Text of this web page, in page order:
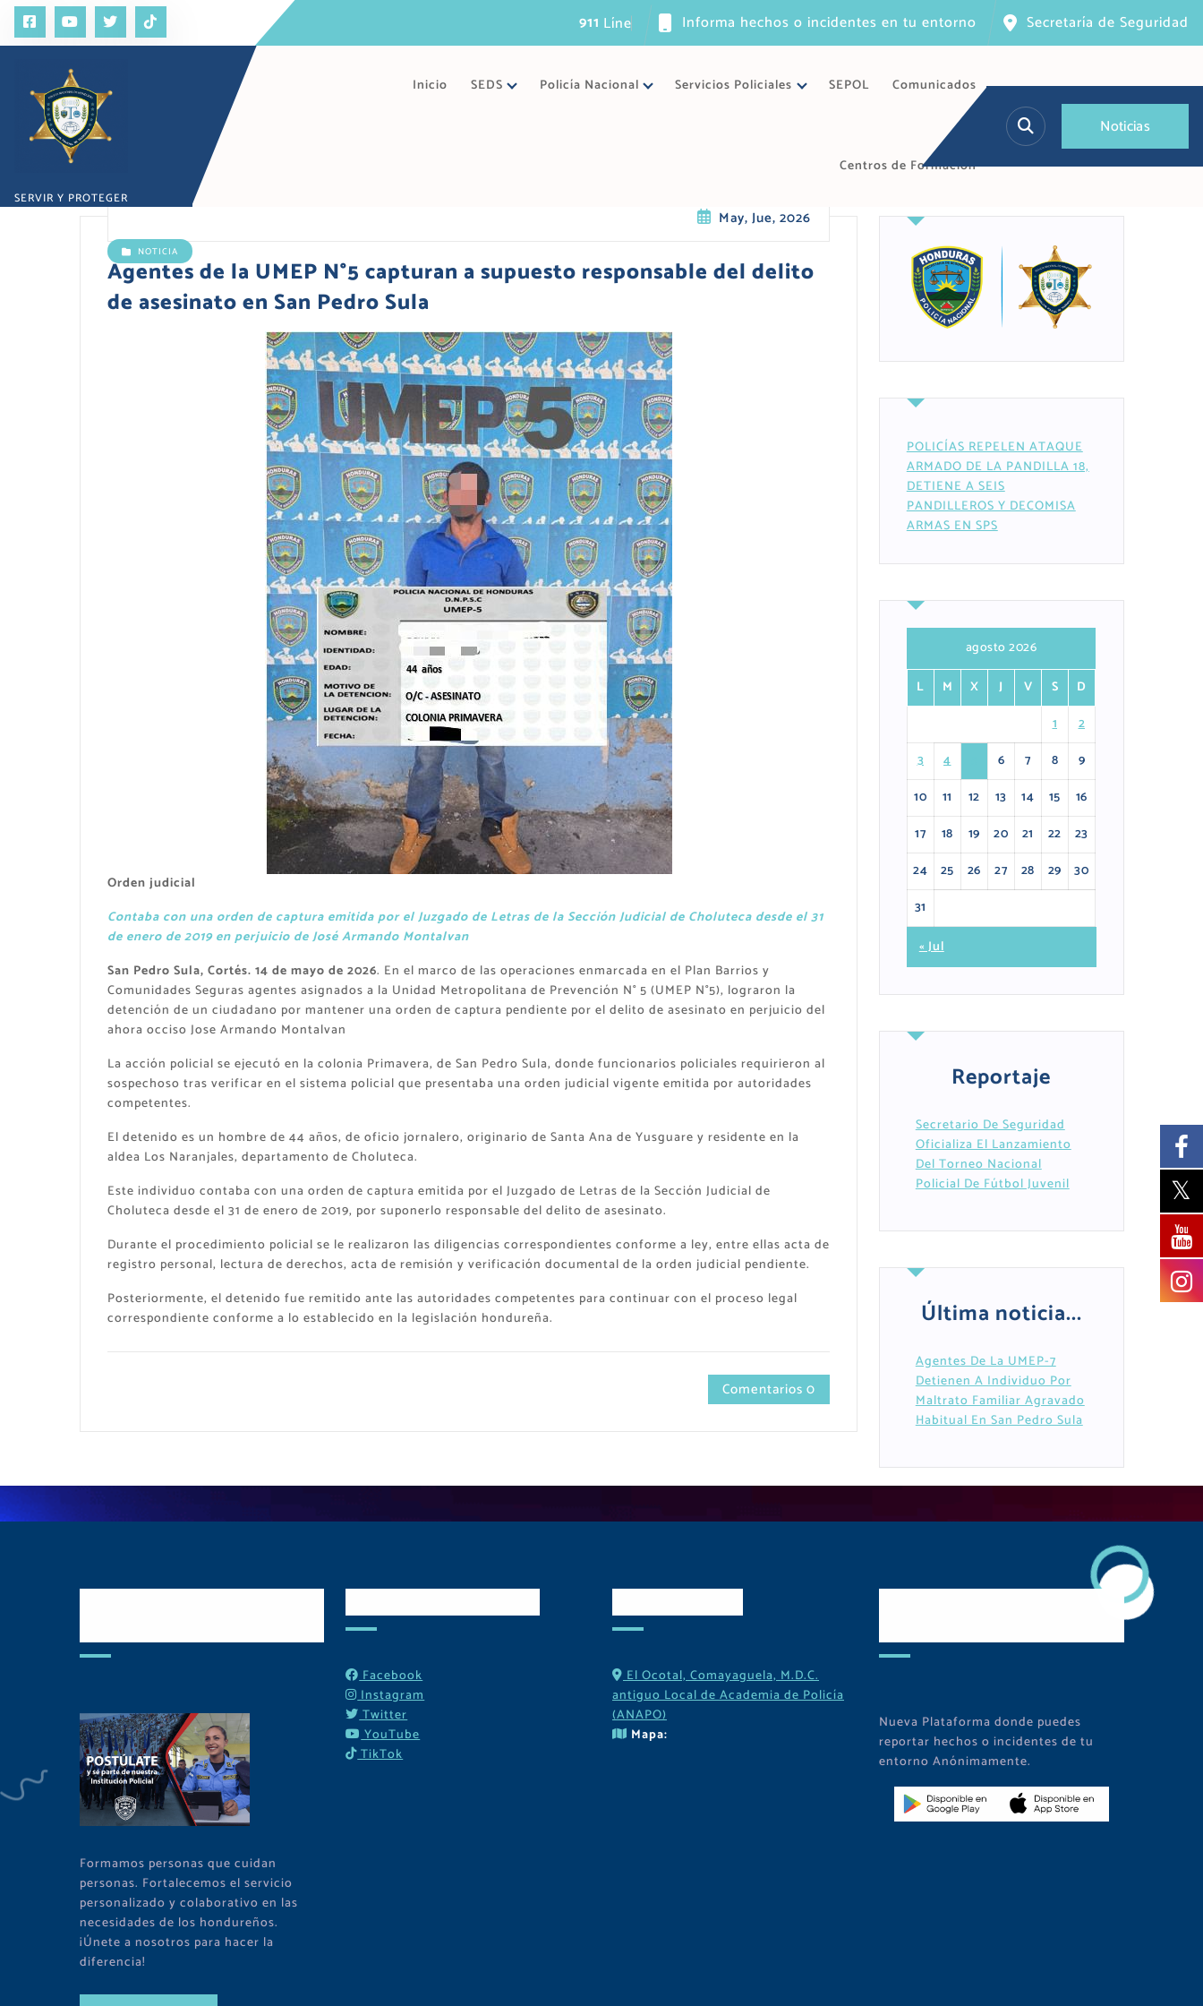
l
n
íneaúni Informa hechos o incidentes en tu entorno Secretaría de Seguridad
SERVIR Y PROTEGER
Inicio SEDS Policía Nacional Servicios Policiales SEPOL Comunicados
Centros de Formación
Noticias
May, Jue, 2026
NOTICIA
Agentes de la UMEP N°5 capturan a supuesto responsable del delito
de asesinato en San Pedro Sula
Orden judicial
Contaba con una orden de captura emitida por el Juzgado de Letras de la Sección Judicial de Choluteca desde el 31
de enero de 2019 en perjuicio de José Armando Montalvan
San Pedro Sula, Cortés. 14 de mayo de 2026. En el marco de las operaciones enmarcada en el Plan Barrios y
Comunidades Seguras agentes asignados a la Unidad Metropolitana de Prevención N° 5 (UMEP N°5), lograron la
detención de un ciudadano por mantener una orden de captura pendiente por el delito de asesinato en perjuicio del
ahora occiso Jose Armando Montalvan
La acción policial se ejecutó en la colonia Primavera, de San Pedro Sula, donde funcionarios policiales requirieron al
sospechoso tras verificar en el sistema policial que presentaba una orden judicial vigente emitida por autoridades
competentes.
El detenido es un hombre de 44 años, de oficio jornalero, originario de Santa Ana de Yusguare y residente en la
aldea Los Naranjales, departamento de Choluteca.
Este individuo contaba con una orden de captura emitida por el Juzgado de Letras de la Sección Judicial de
Choluteca desde el 31 de enero de 2019, por suponerlo responsable del delito de asesinato.
Durante el procedimiento policial se le realizaron las diligencias correspondientes conforme a ley, entre ellas acta de
registro personal, lectura de derechos, acta de remisión y verificación documental de la orden judicial pendiente.
Posteriormente, el detenido fue remitido ante las autoridades competentes para continuar con el proceso legal
correspondiente conforme a lo establecido en la legislación hondureña.
Comentarios 0
POLICÍAS REPELEN ATAQUE
ARMADO DE LA PANDILLA 18,
DETIENE A SEIS
PANDILLEROS Y DECOMISA
ARMAS EN SPS
agosto 2026
L
M X J V S
D
1
2
3
4 6 7 8
9
10
11 12 13 14 15
16
17
18 19 20 21 22
23
24
25 26 27 28 29
30
31
« Jul
Reportaje
Secretario De Seguridad
Oficializa El Lanzamiento
Del Torneo Nacional
Policial De Fútbol Juvenil
Última noticia...
Agentes De La UMEP-7
Detienen A Individuo Por
Maltrato Familiar Agravado
Habitual En San Pedro Sula
Formamos personas que cuidan
personas. Fortalecemos el servicio
personalizado y colaborativo en las
necesidades de los hondureños.
¡Únete a nosotros para hacer la
diferencia!
Facebook
Instagram
Twitter
YouTube
TikTok
El Ocotal, Comayaguela, M.D.C.
antiguo Local de Academia de Policía
(ANAPO)
Mapa:
Nueva Plataforma donde puedes
reportar hechos o incidentes de tu
entorno Anónimamente.